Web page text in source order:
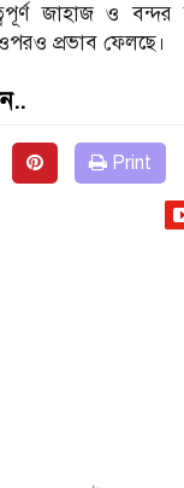
জাহাজ ও বন্দর
প্রভাব ফেলছে।
Print